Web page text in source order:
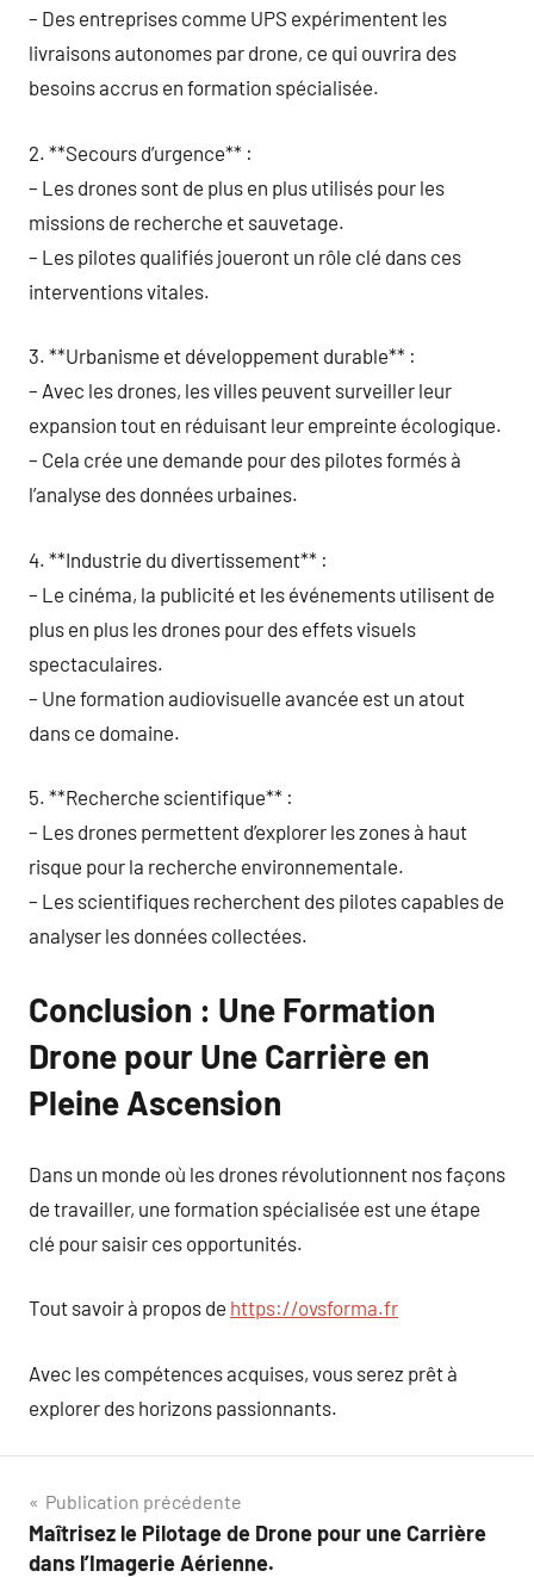
– Des entreprises comme UPS expérimentent les
livraisons autonomes par drone, ce qui ouvrira des
besoins accrus en formation spécialisée.
2. **Secours d’urgence** :
– Les drones sont de plus en plus utilisés pour les
missions de recherche et sauvetage.
– Les pilotes qualifiés joueront un rôle clé dans ces
interventions vitales.
3. **Urbanisme et développement durable** :
– Avec les drones, les villes peuvent surveiller leur
expansion tout en réduisant leur empreinte écologique.
– Cela crée une demande pour des pilotes formés à
l’analyse des données urbaines.
4. **Industrie du divertissement** :
– Le cinéma, la publicité et les événements utilisent de
plus en plus les drones pour des effets visuels
spectaculaires.
– Une formation audiovisuelle avancée est un atout
dans ce domaine.
5. **Recherche scientifique** :
– Les drones permettent d’explorer les zones à haut
risque pour la recherche environnementale.
– Les scientifiques recherchent des pilotes capables de
analyser les données collectées.
Conclusion : Une Formation
Drone pour Une Carrière en
Pleine Ascension
Dans un monde où les drones révolutionnent nos façons
de travailler, une formation spécialisée est une étape
clé pour saisir ces opportunités.
Tout savoir à propos de https://ovsforma.fr
Avec les compétences acquises, vous serez prêt à
explorer des horizons passionnants.
Navigation
de
Publication précédente
Maîtrisez le Pilotage de Drone pour une Carrière
dans l’Imagerie Aérienne.